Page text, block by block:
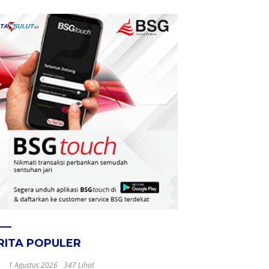
POPULER
1 Agustus 2026 347 Lihat